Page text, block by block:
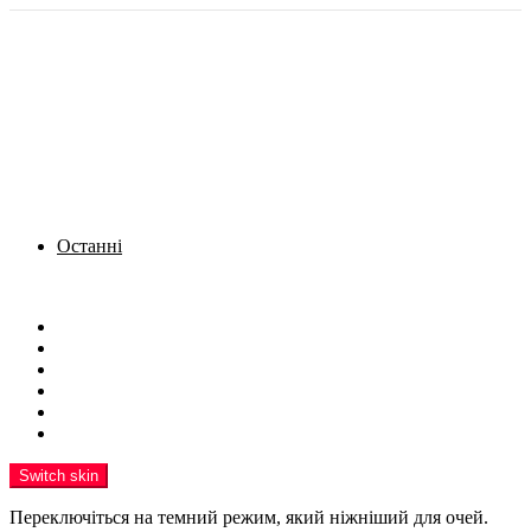
Останні
Switch skin
Переключіться на темний режим, який ніжніший для очей.